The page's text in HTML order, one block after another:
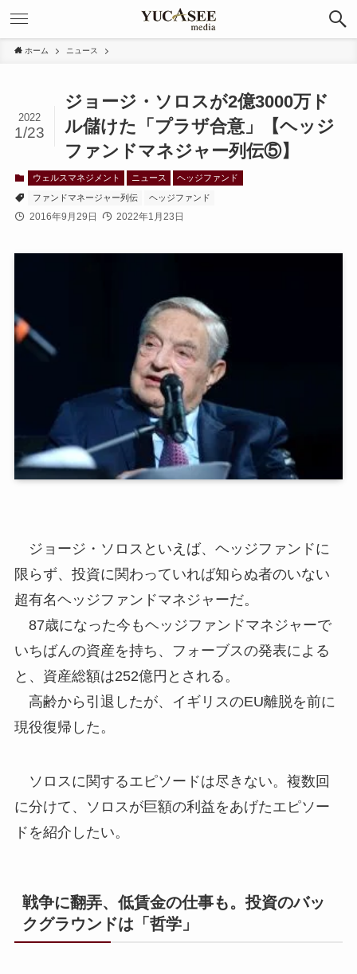
ホーム ニュース
ジョージ・ソロスが2億3000万ド
ル儲けた「プラザ合意」【ヘッジ
ファンドマネジャー列伝⑤】
2022
1/23
ウェルスマネジメント ニュース ヘッジファンド
ファンドマネージャー列伝 ヘッジファンド
2016年9月29日 2022年1月23日
ジョージ・ソロスといえば、ヘッジファンドに
限らず、投資に関わっていれば知らぬ者のいない
超有名ヘッジファンドマネジャーだ。
87歳になった今もヘッジファンドマネジャーで
いちばんの資産を持ち、フォーブスの発表による
と、資産総額は252億円とされる。
高齢から引退したが、イギリスのEU離脱を前に
現役復帰した。
ソロスに関するエピソードは尽きない。複数回
に分けて、ソロスが巨額の利益をあげたエピソー
ドを紹介したい。
戦争に翻弄、低賃金の仕事も。投資のバッ
クグラウンドは「哲学」